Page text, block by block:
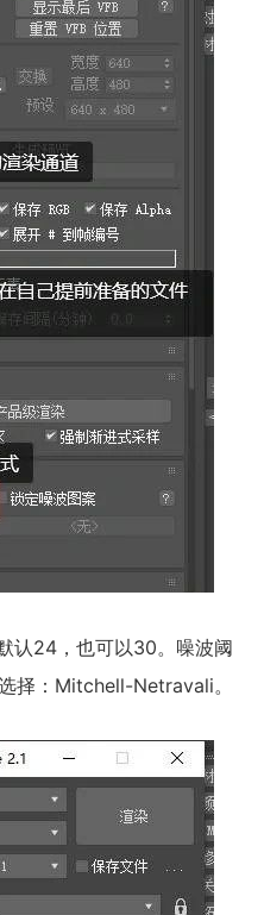
认24，也可以30。噪波阈
择：Mitchell-Netravali。